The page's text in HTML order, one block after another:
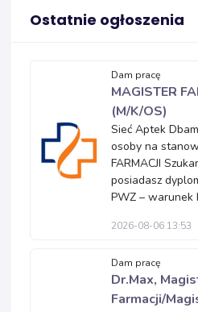
Ostatnie ogłoszenia
Dam pracę
MAGISTER
(M/K/OS)
Sieć Aptek
osoby na
FARMACJI
posiadasz
PWZ – warunek
2026-08-06 13:53
Dam pracę
Dr.Max,
Farmacji/